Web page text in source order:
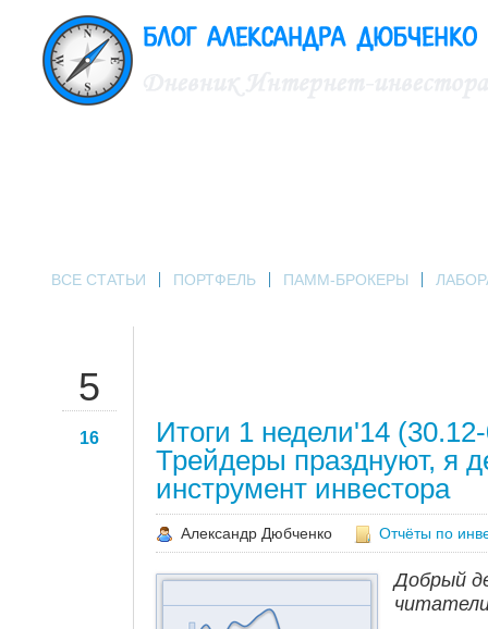
ВСЕ СТАТЬИ ПОРТФЕЛЬ ПАММ-БРОКЕРЫ
5
16
Итоги 1 недели'14
Трейдеры празднуют, я
инструмент инвестора
Александр Дюбченко Отчёты по
Добрый